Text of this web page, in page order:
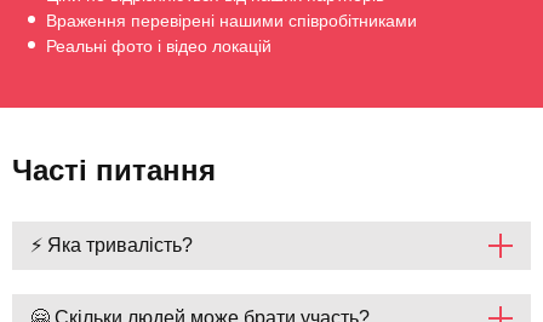
Враження перевірені нашими співробітниками
Реальні фото і відео локацій
Часті питання
⚡ Яка тривалість?
🤗 Скільки людей може брати участь?